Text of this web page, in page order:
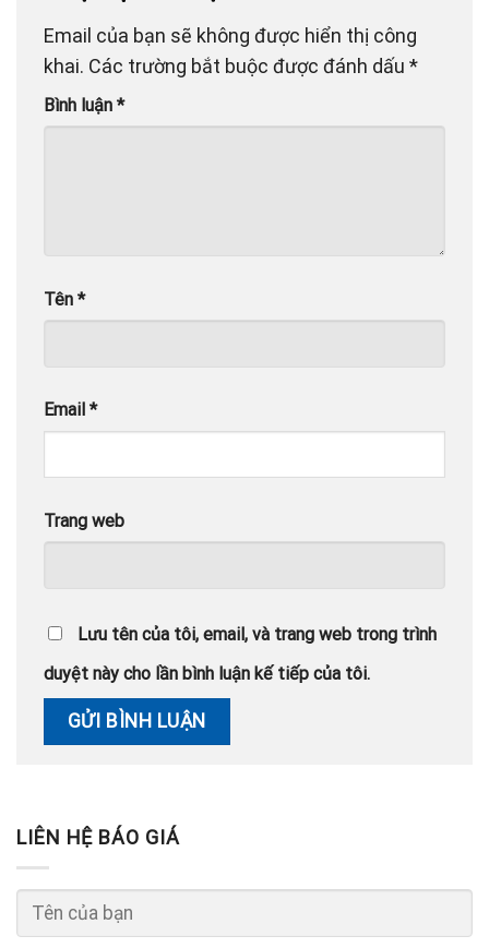
Email của bạn sẽ không được hiển thị công
khai. Các trường bắt buộc được đánh dấu *
Bình luận *
Tên *
Email *
Trang web
Lưu tên của tôi, email, và trang web trong trình
duyệt này cho lần bình luận kế tiếp của tôi.
LIÊN HỆ BÁO GIÁ